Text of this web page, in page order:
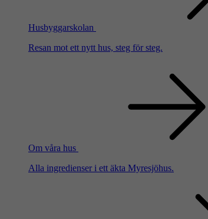
Husbyggarskolan
Resan mot ett nytt hus, steg för steg.
Om våra hus
Alla ingredienser i ett äkta Myresjöhus.